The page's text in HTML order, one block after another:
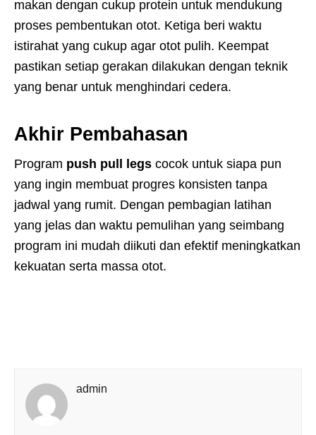
makan dengan cukup protein untuk mendukung
proses pembentukan otot. Ketiga beri waktu
istirahat yang cukup agar otot pulih. Keempat
pastikan setiap gerakan dilakukan dengan teknik
yang benar untuk menghindari cedera.
Akhir Pembahasan
Program push pull legs cocok untuk siapa pun
yang ingin membuat progres konsisten tanpa
jadwal yang rumit. Dengan pembagian latihan
yang jelas dan waktu pemulihan yang seimbang
program ini mudah diikuti dan efektif meningkatkan
kekuatan serta massa otot.
admin